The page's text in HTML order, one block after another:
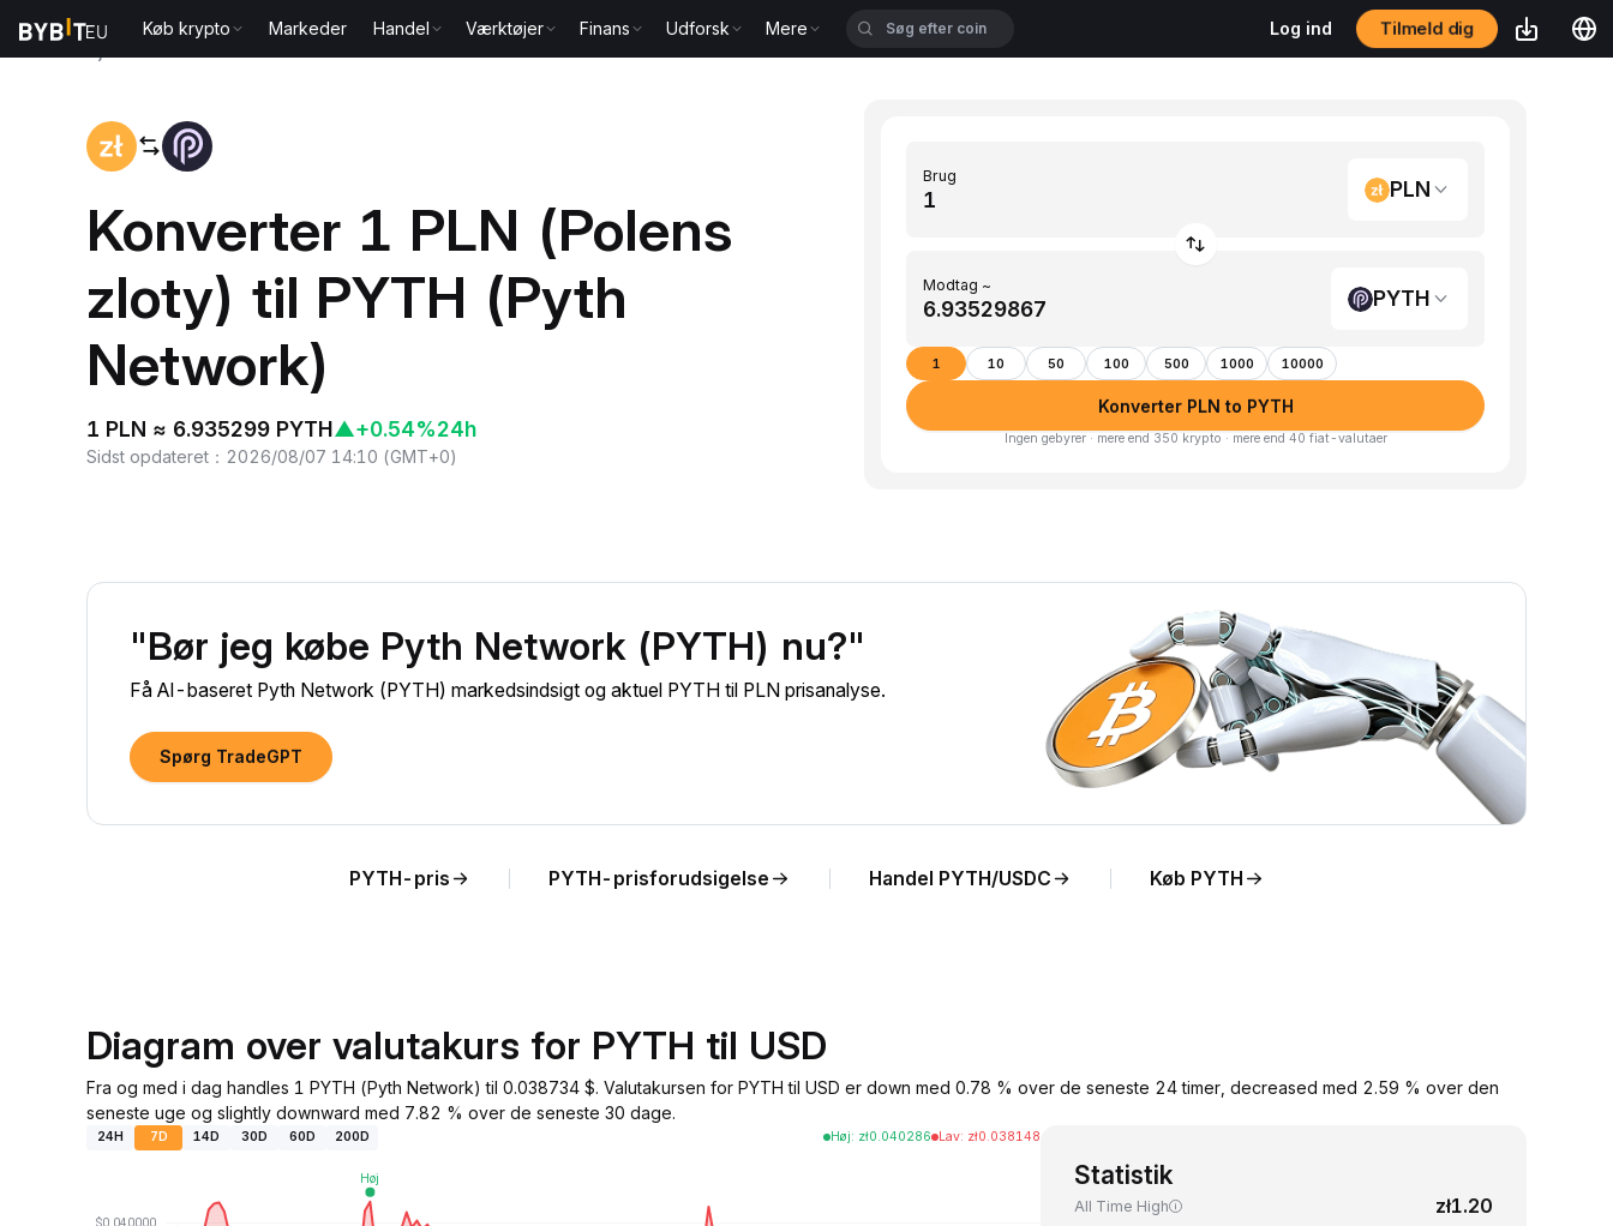
Køb krypto Markeder Handel Værktøjer Finans Udforsk Mere Log ind Tilmeld dig
Konverter 1 PLN (Polens
zloty) til PYTH (Pyth
Network)
1 PLN ≈ 6.935299 PYTH▲+0.54%24h
Sidst opdateret ： 2026/08/07 14:10 (GMT+0)
Brug
PLN
Modtag ~
PYTH
1 10 50 100 500 1000 10000
Konverter PLN to PYTH
Ingen gebyrer · mere end 350 krypto · mere end 40 fiat-valutaer
"Bør jeg købe Pyth Network (PYTH) nu?"
Få AI-baseret Pyth Network (PYTH) markedsindsigt og aktuel PYTH til PLN prisanalyse.
Spørg TradeGPT
PYTH-pris PYTH-prisforudsigelse Handel PYTH/USDC Køb PYTH
Diagram over valutakurs for PYTH til USD
Fra og med i dag handles 1 PYTH (Pyth Network) til 0.038734 $. Valutakursen for PYTH til USD er down med 0.78 % over de seneste 24 timer, decreased med 2.59 % over den
seneste uge og slightly downward med 7.82 % over de seneste 30 dage.
24H 7D 14D 30D 60D 200D Høj: zł0.040286 Lav: zł0.038148
Statistik
All Time High zł1.20